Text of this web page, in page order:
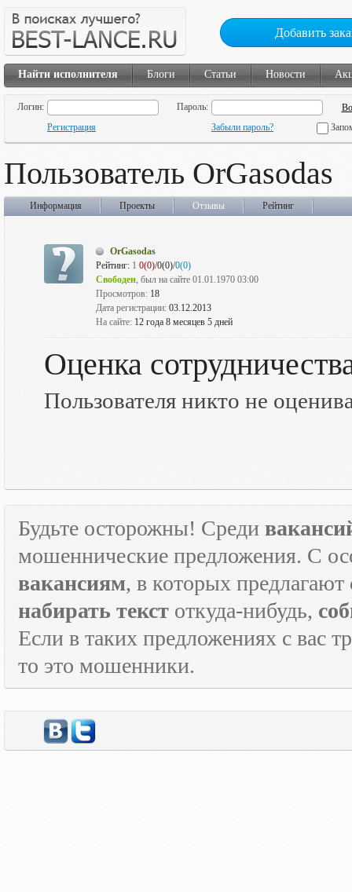
Добавить
Найти исполнителя Блоги Статьи Новости
Логин:
Пароль:
Регистрация
Забыли пароль?
Пользователь OrGasodas
Информация Проекты Отзывы Рейтинг
OrGasodas
Рейтинг: 1 0(0)/0(0)/0(0)
Свободен, был на сайте 01.01.1970 03:00
Просмотров: 18
Дата регистрации: 03.12.2013
На сайте: 12 года 8 месяцев 5 дней
Оценка
Пользователя никто не
Будьте осторожны! Среди
мошеннические предложения. С
вакансиям, в которых предлагают
набирать текст откуда-нибудь,
Если в таких предложениях с вас
то это мошенники.